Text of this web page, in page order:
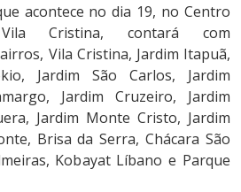
acontece no dia 19, no Centro
Cristina, contará com
Vila Cristina, Jardim Itapuã,
Jardim São Carlos, Jardim
Jardim Cruzeiro, Jardim
Jardim Monte Cristo, Jardim
Brisa da Serra, Chácara São
Kobayat Líbano e Parque